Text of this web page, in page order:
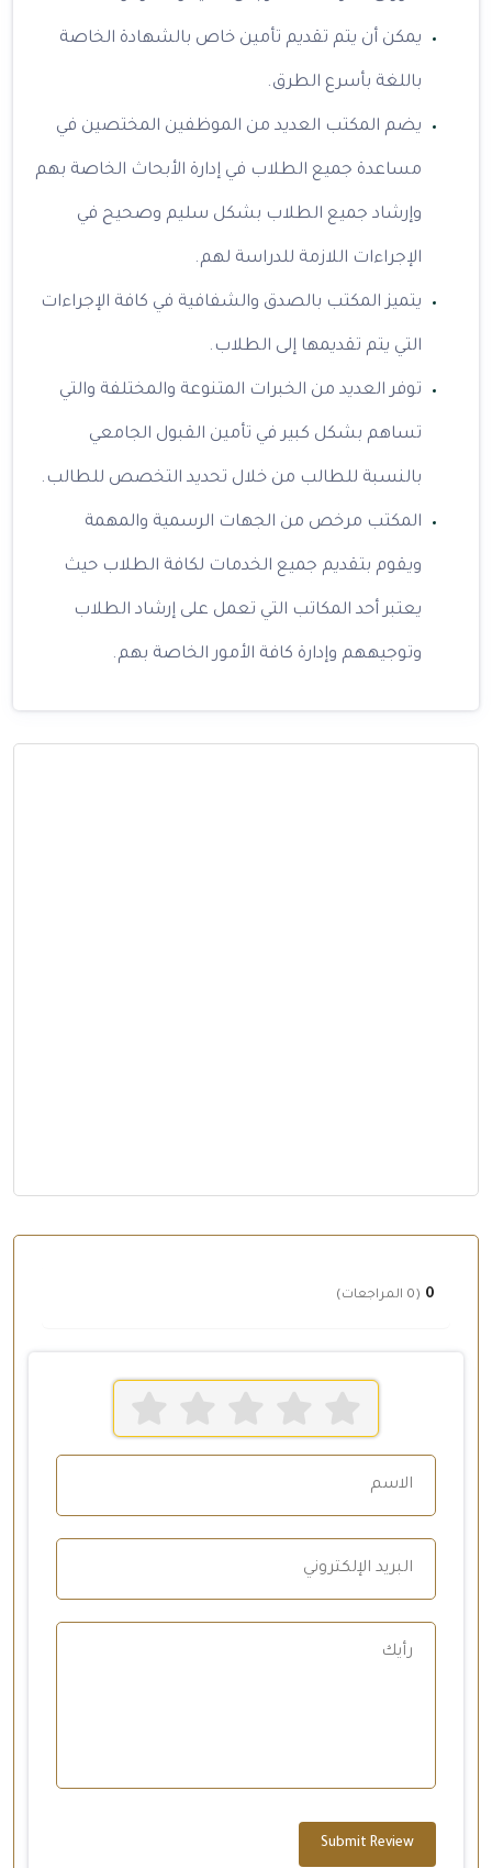
يمكن أن يتم تقديم تأمين خاص بالشهادة الخاصة
باللغة بأسرع الطرق.
يضم المكتب العديد من الموظفين المختصين في
مساعدة جميع الطلاب في إدارة الأبحاث الخاصة بهم
وإرشاد جميع الطلاب بشكل سليم وصحيح في
الإجراءات اللازمة للدراسة لهم.
يتميز المكتب بالصدق والشفافية في كافة الإجراءات
التي يتم تقديمها إلى الطلاب.
توفر العديد من الخبرات المتنوعة والمختلفة والتي
تساهم بشكل كبير في تأمين القبول الجامعي
بالنسبة للطالب من خلال تحديد التخصص للطالب.
المكتب مرخص من الجهات الرسمية والمهمة
ويقوم بتقديم جميع الخدمات لكافة الطلاب حيث
يعتبر أحد المكاتب التي تعمل على إرشاد الطلاب
وتوجيههم وإدارة كافة الأمور الخاصة بهم.
0 (0 المراجعات)
Submit Review